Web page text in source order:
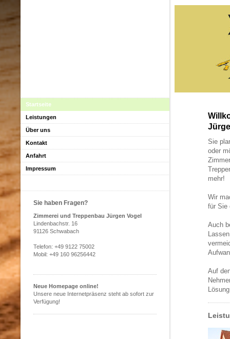
Sie
oder
mehr!
Wir
für Sie
Auch
Auf
Startseite
Leistungen
Über uns
Kontakt
Anfahrt
Impressum
Sie haben Fragen?
Zimmerei und Treppenbau Jürgen Vogel
Lindenbachstr. 16
91126 Schwabach
Telefon: +49 9122 75002
Mobil: +49 160 96256442
Neue Homepage online!
Unsere neue Internetpräsenz steht ab sofort zur
Verfügung!